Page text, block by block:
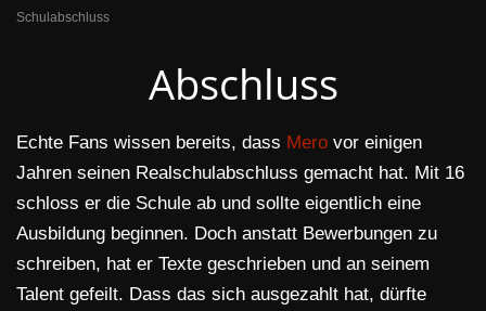
Schulabschluss
Abschluss
Echte Fans wissen bereits, dass Mero vor einigen
Jahren seinen Realschulabschluss gemacht hat. Mit 16
schloss er die Schule ab und sollte eigentlich eine
Ausbildung beginnen. Doch anstatt Bewerbungen zu
schreiben, hat er Texte geschrieben und an seinem
Talent gefeilt. Dass das sich ausgezahlt hat, dürfte